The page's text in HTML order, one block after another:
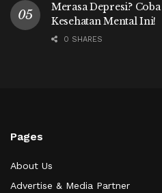
Merasa Depresi?
Kesehatan Mental Ini!
0 SHARES
Pages
About Us
Advertise & Media Partner